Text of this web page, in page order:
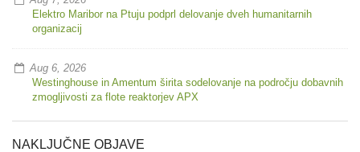
Elektro Maribor na Ptuju podprl delovanje dveh humanitarnih
organizacij
Aug 6, 2026
Westinghouse in Amentum širita sodelovanje na področju dobavnih
zmogljivosti za flote reaktorjev APX
NAKLJUČNE OBJAVE